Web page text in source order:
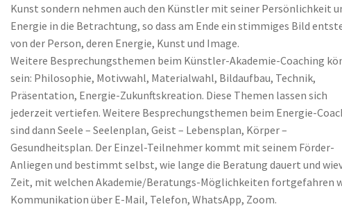
Kunst sondern nehmen auch den Künstler mit seiner Persönlichkeit
Energie in die Betrachtung, so dass am Ende ein stimmiges Bild
von der Person, deren Energie, Kunst und Image.
Weitere Besprechungsthemen beim Künstler-Akademie-Coaching
sein: Philosophie, Motivwahl, Materialwahl, Bildaufbau, Technik,
Präsentation, Energie-Zukunftskreation. Diese Themen lassen sich
jederzeit vertiefen. Weitere Besprechungsthemen beim Energie-
sind dann Seele – Seelenplan, Geist – Lebensplan, Körper –
Gesundheitsplan. Der Einzel-Teilnehmer kommt mit seinem Förder-
Anliegen und bestimmt selbst, wie lange die Beratung dauert und
Zeit, mit welchen Akademie/Beratungs-Möglichkeiten fortgefahren
Kommunikation über E-Mail, Telefon, WhatsApp, Zoom.